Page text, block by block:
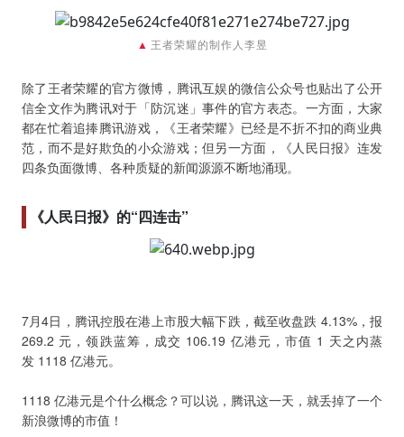
▲ 王者荣耀的制作人李昱
除了王者荣耀的官方微博，腾讯互娱的微信公众号也贴出了公开
信全文作为腾讯对于「防沉迷」事件的官方表态。一方面，大家
都在忙着追捧腾讯游戏，《王者荣耀》已经是不折不扣的商业典
范，而不是好欺负的小众游戏；但另一方面，《人民日报》连发
四条负面微博、各种质疑的新闻源源不断地涌现。
《人民日报》的“四连击”
7月4日，腾讯控股在港上市股大幅下跌，截至收盘跌 4.13%，报
269.2 元，领跌蓝筹，成交 106.19 亿港元，市值 1 天之内蒸
发 1118 亿港元。
1118 亿港元是个什么概念？可以说，腾讯这一天，就丢掉了一个
新浪微博的市值！